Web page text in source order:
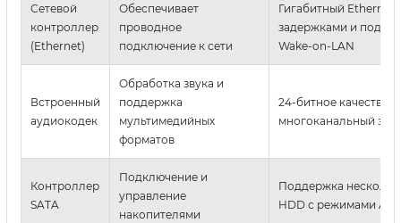
Сетевой
контроллер
(Ethernet)
Обеспечивает
проводное
подключение к сети
Гигабитный Ethernet
задержками и
Wake-on-LAN
Встроенный
аудиокодек
Обработка звука и
поддержка
мультимедийных
форматов
24-битное качество,
многоканальный звук
Контроллер
SATA
Подключение и
управление
накопителями
Поддержка
HDD с режимами